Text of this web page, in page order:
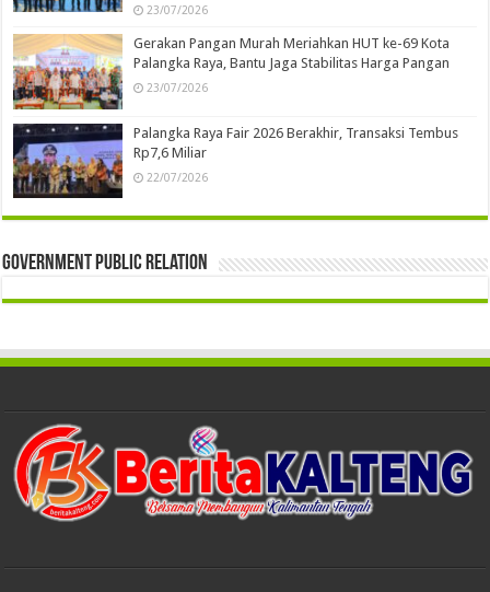
23/07/2026
Gerakan Pangan Murah Meriahkan HUT ke-69 Kota
Palangka Raya, Bantu Jaga Stabilitas Harga Pangan
23/07/2026
Palangka Raya Fair 2026 Berakhir, Transaksi Tembus
Rp7,6 Miliar
22/07/2026
Government Public Relation